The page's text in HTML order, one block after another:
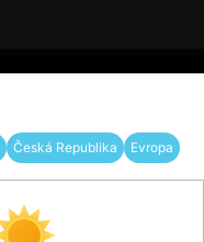
Česká Republika Evropa